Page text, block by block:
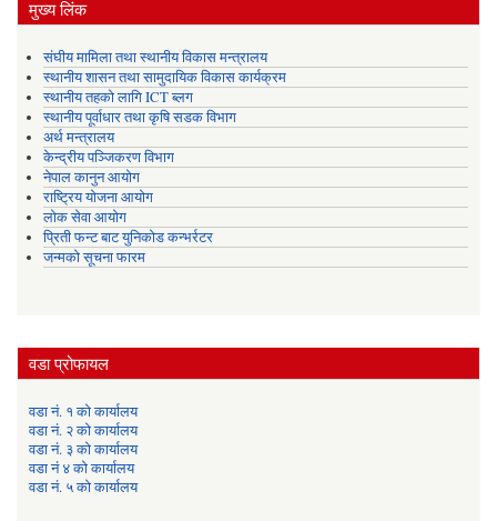
मुख्य लिंक
संघीय मामिला तथा स्थानीय विकास मन्त्रालय
स्थानीय शासन तथा सामुदायिक विकास कार्यक्रम
स्थानीय तहको लागि ICT ब्लग
स्थानीय पूर्वाधार तथा कृषि सडक विभाग
अर्थ मन्त्रालय
केन्द्रीय पञ्जिकरण विभाग
नेपाल कानुन आयोग
राष्ट्रिय योजना आयोग
लोक सेवा आयोग
प्रिती फन्ट बाट युनिकोड कन्भर्रटर
जन्मको सूचना फारम
वडा प्रोफायल
वडा नं. १ को कार्यालय
वडा नं. २ को कार्यालय
वडा नं. ३ को कार्यालय
वडा नं ४ को कार्यालय
वडा नं. ५ को कार्यालय